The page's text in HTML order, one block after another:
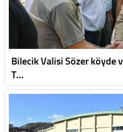
Bilecik Valisi Sözer köyde
T…